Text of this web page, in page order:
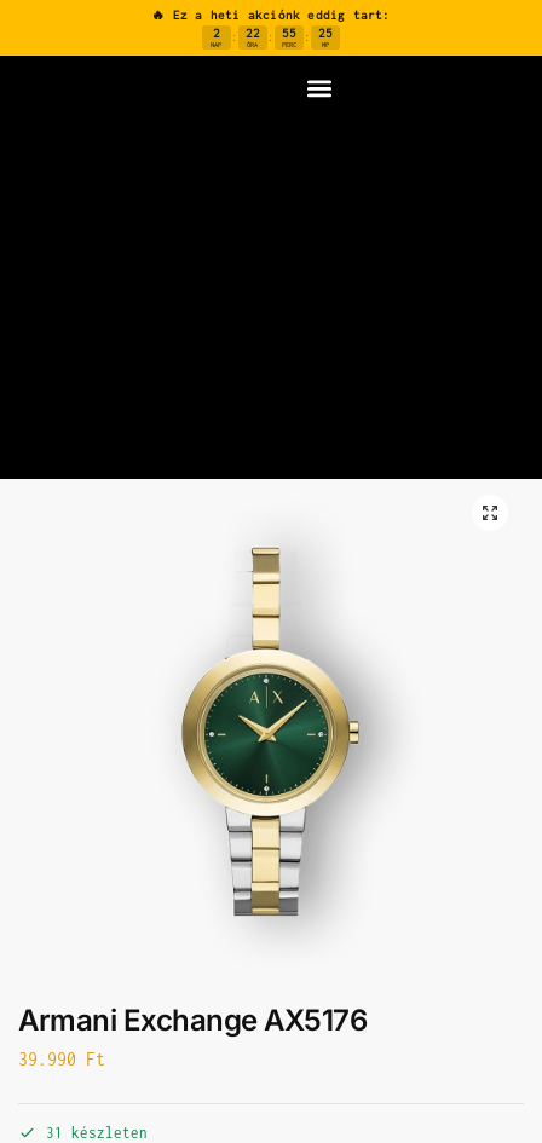
🔥 Ez a heti akciónk eddig tart:
2
NAP
: 22
ÓRA
: 55
PERC
: 24
MP
Armani Exchange AX5176
39.990 Ft
31 készleten